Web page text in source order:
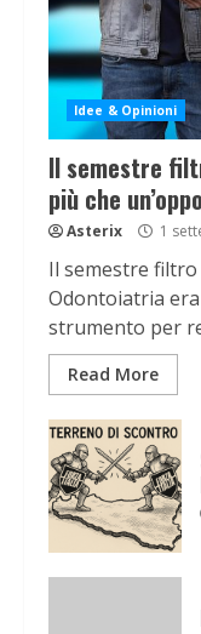
Idee & Opinioni
Il semestre
più che
Asterix 1
Il semestre filtro
Odontoiatria
strumento per
Read More